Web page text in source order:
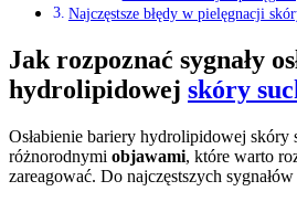
Najczęstsze błędy w pielęgnacji
Jak rozpoznać sygnały
hydrolipidowej skóry
Osłabienie bariery hydrolipidowej skóry
różnorodnymi objawami, które warto
zareagować. Do najczęstszych sygnałów